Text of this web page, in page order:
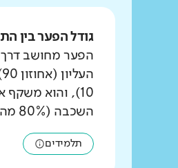
גודל הפער בין
הפער מחושב דרך
10), והוא
השכבה (80% מהתלמידים).
תלמידים